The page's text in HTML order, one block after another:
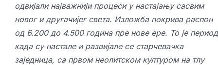
одвијали најважнији процеси у настајању сасвим
новог и другачијег света. Изложба покрива распон
од 6.200 до 4.500 година пре нове ере. То је период
када су настале и развијале се старчевачка
заједница, са првом неолитском културом на тлу